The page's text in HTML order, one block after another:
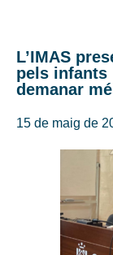
L’IMAS
pels infants
demanar
15 de maig de